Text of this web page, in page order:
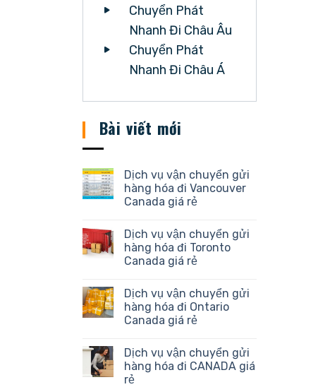
Chuyển Phát
Nhanh Đi Châu Âu
Chuyển Phát
Nhanh Đi Châu Á
Bài viết mới
Dịch vụ vận chuyển gửi
hàng hóa đi Vancouver
Canada giá rẻ
Dịch vụ vận chuyển gửi
hàng hóa đi Toronto
Canada giá rẻ
Dịch vụ vận chuyển gửi
hàng hóa đi Ontario
Canada giá rẻ
Dịch vụ vận chuyển gửi
hàng hóa đi CANADA giá
rẻ